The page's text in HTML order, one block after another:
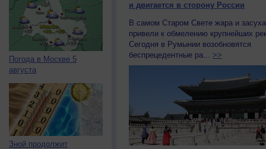
Погода в Москве 5
августа
Зной продолжит
и двигается в сторону России
В самом Старом Свете жара и засуха
привели к обмелению крупнейших
Сегодня в Румынии возобновятся
беспрецедентные ра... >>